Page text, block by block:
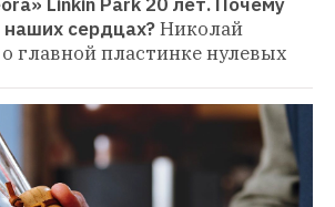
наших сердцах?Николай
главной пластинке нулевых